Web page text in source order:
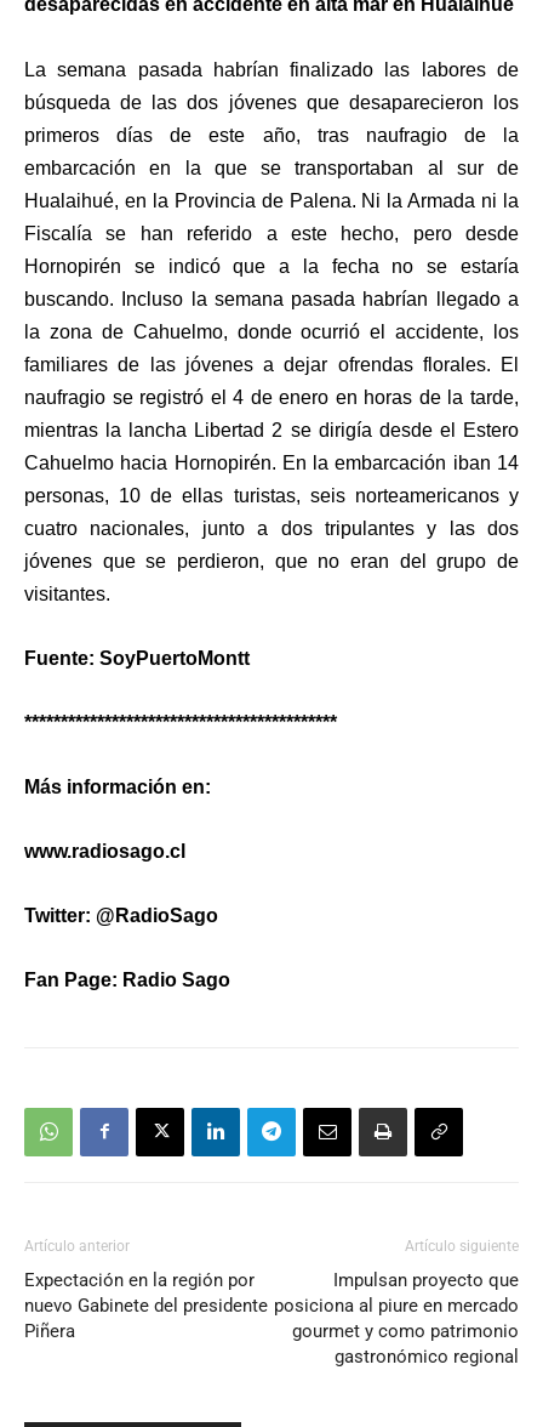
La semana pasada habrían finalizado las labores de
búsqueda de las dos jóvenes que desaparecieron los
primeros días de este año, tras naufragio de la
embarcación
en la que se transportaban al sur de
Hualaihué, en la Provincia de Palena. Ni la Armada ni la
Fiscalía se han referido a este hecho, pero desde
Hornopirén se indicó que a la fecha no se estaría
buscando. Incluso la semana pasada habrían llegado a
la zona de Cahuelmo, donde ocurrió el accidente, los
familiares de las jóvenes a dejar ofrendas florales. El
naufragio se registró el 4 de enero en horas de la tarde,
mientras la lancha Libertad 2 se dirigía desde el Estero
Cahuelmo hacia Hornopirén. En la embarcación iban 14
personas, 10 de ellas turistas, seis norteamericanos y
cuatro nacionales, junto a dos tripulantes y las dos
jóvenes que se perdieron, que no eran del grupo de
visitantes.
Fuente: SoyPuertoMontt
*******************************************
Más información en:
www.radiosago.cl
Twitter: @RadioSago
Fan Page: Radio Sago
Artículo anterior
Expectación en la región por
nuevo Gabinete del presidente
Piñera
Artículo siguiente
Impulsan proyecto que
posiciona al piure en mercado
gourmet y como patrimonio
gastronómico regional